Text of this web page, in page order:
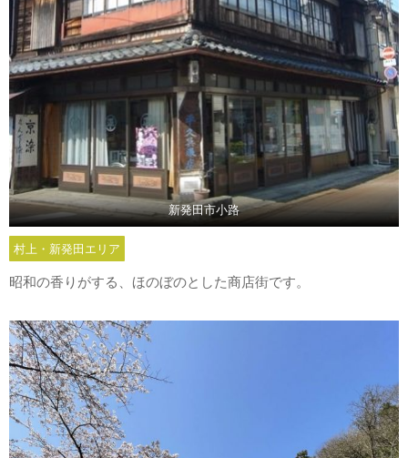
新発田市小路
村上・新発田エリア
昭和の香りがする、ほのぼのとした商店街です。